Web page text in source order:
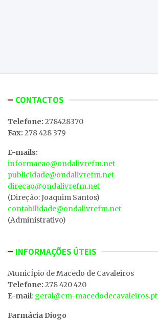
CONTACTOS
Telefone: 278428370
Fax: 278 428 379
E-mails:
informacao@ondalivrefm.net
publicidade@ondalivrefm.net
direcao@ondalivrefm.net
(Direção: Joaquim Santos)
contabilidade@ondalivrefm.net
(Administrativo)
INFORMAÇÕES ÚTEIS
MunicÍpio de Macedo de Cavaleiros
Telefone: 278 420 420
E-mail: geral@cm-macedodecavaleiros.pt
Farmácia Diogo